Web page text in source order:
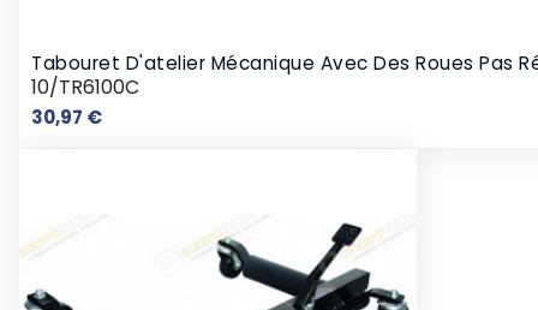
Tabouret D'atelier Mécanique Avec Des Roues Pas
10/TR6100C
30,97 €Prix